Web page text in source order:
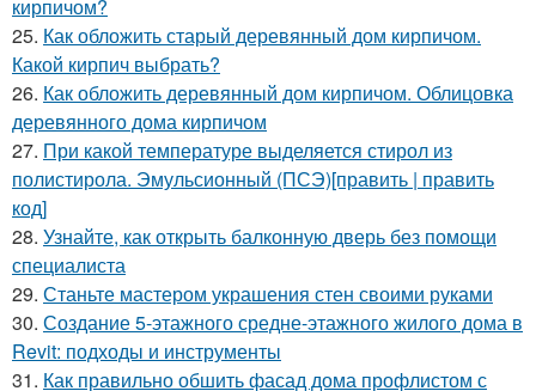
кирпичом?
25. Как обложить старый деревянный дом кирпичом.
Какой кирпич выбрать?
26. Как обложить деревянный дом кирпичом. Облицовка
деревянного дома кирпичом
27. При какой температуре выделяется стирол из
полистирола. Эмульсионный (ПСЭ)[править | править
код]
28. Узнайте, как открыть балконную дверь без помощи
специалиста
29. Станьте мастером украшения стен своими руками
30. Создание 5-этажного средне-этажного жилого дома в
Revit: подходы и инструменты
31. Как правильно обшить фасад дома профлистом с